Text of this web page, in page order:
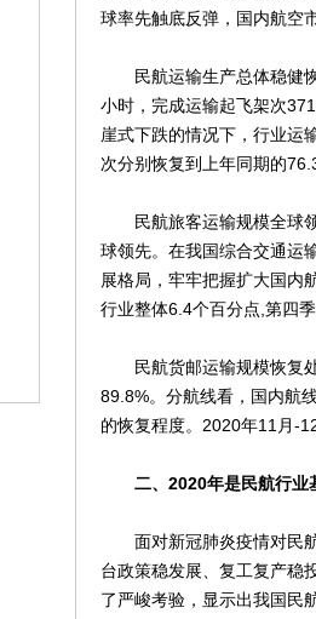
球率先触底反弹，国内航空
民航运输生产总体稳健恢
小时，完成运输起飞架次
崖式下跌的情况下，行业运
次分别恢复到上年同期的
民航旅客运输规模全球领
球领先。在我国综合交通运
展格局，牢牢把握扩大国内
行业整体6.4个百分点,第四
民航货邮运输规模恢复处
89.8%。分航线看，国内航
的恢复程度。2020年11月-
二、2020年是民航行业
面对新冠肺炎疫情对民航
台政策稳发展、复工复产稳
了严峻考验，显示出我国民